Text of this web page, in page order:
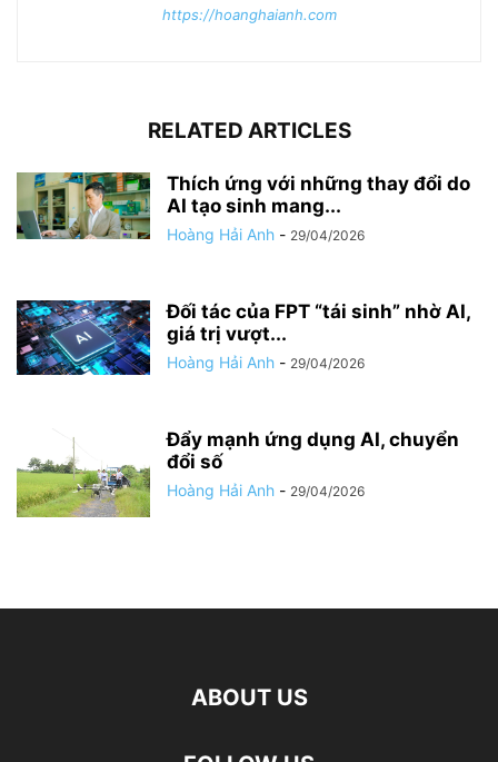
https://hoanghaianh.com
RELATED ARTICLES
Thích ứng với những thay đổi do
AI tạo sinh mang...
Hoàng Hải Anh - 29/04/2026
Đối tác của FPT “tái sinh” nhờ AI,
giá trị vượt...
Hoàng Hải Anh - 29/04/2026
Đẩy mạnh ứng dụng AI, chuyển
đổi số
Hoàng Hải Anh - 29/04/2026
ABOUT US